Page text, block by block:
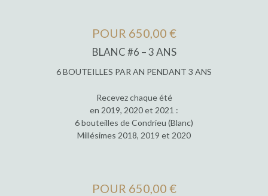
POUR 650,00 €
BLANC #6 – 3 ANS
6 BOUTEILLES PAR AN PENDANT 3 ANS
Recevez chaque été
en 2019, 2020 et 2021 :
6 bouteilles de Condrieu (Blanc)
Millésimes 2018, 2019 et 2020
POUR 650,00 €